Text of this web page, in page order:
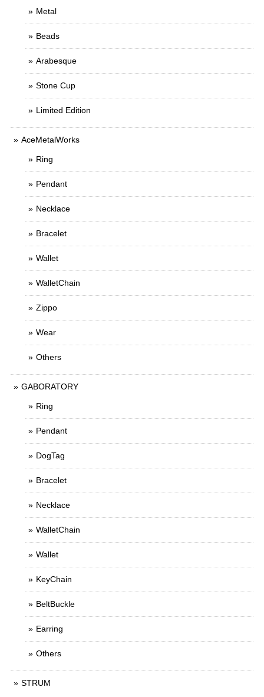
Metal
Beads
Arabesque
Stone Cup
Limited Edition
AceMetalWorks
Ring
Pendant
Necklace
Bracelet
Wallet
WalletChain
Zippo
Wear
Others
GABORATORY
Ring
Pendant
DogTag
Bracelet
Necklace
WalletChain
Wallet
KeyChain
BeltBuckle
Earring
Others
STRUM